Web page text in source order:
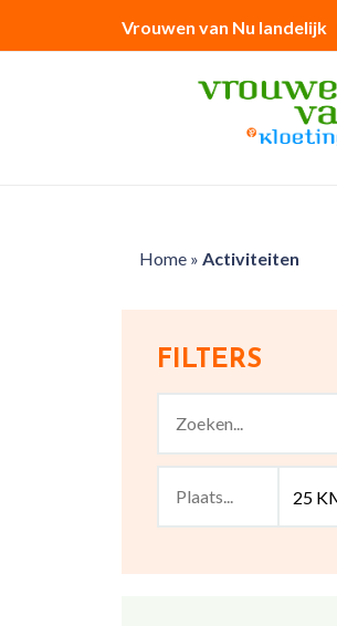
Vrouwen van Nu landelijk
Home» Activiteiten
FILTERS